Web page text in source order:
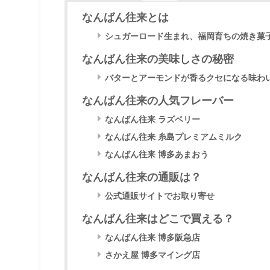
なんばん往来とは
シュガーロード生まれ、福岡育ちの焼き菓
なんばん往来の美味しさの秘密
バターとアーモンドが香るクセになる味わ
なんばん往来の人気フレーバー
なんばん往来 ラズベリー
なんばん往来 糸島プレミアムミルク
なんばん往来 博多あまおう
なんばん往来の通販は？
公式通販サイトでお取り寄せ
なんばん往来はどこで買える？
なんばん往来 博多阪急店
さかえ屋 博多マイング店